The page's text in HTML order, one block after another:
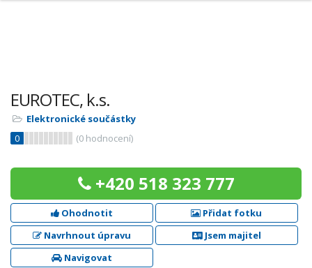
EUROTEC, k.s.
Elektronické součástky
0
(0 hodnocení)
+420 518 323 777
Ohodnotit
Přidat fotku
Navrhnout úpravu
Jsem majitel
Navigovat